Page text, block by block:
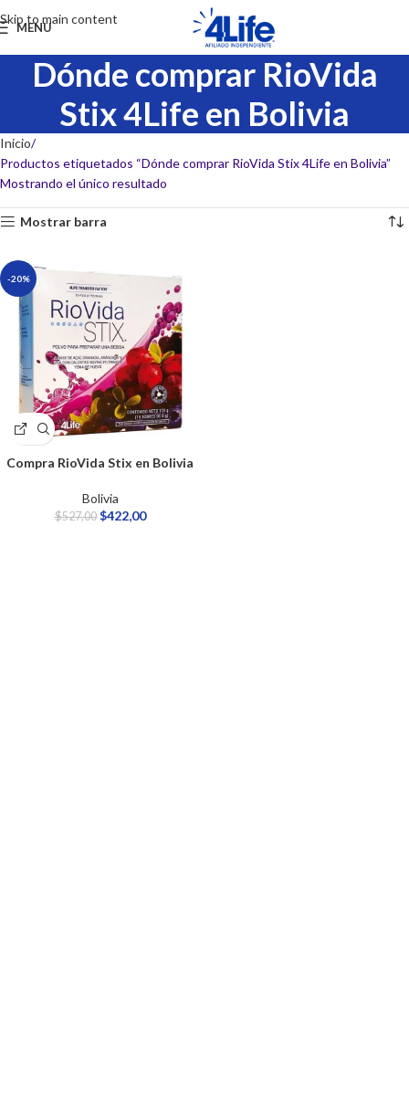
Skip to main content
MENU
Dónde comprar RioVida
Stix 4Life en Bolivia
Inicio
Productos etiquetados “Dónde comprar RioVida Stix 4Life en Bolivia”
Mostrando el único resultado
Mostrar barra
-20%
Compra RioVida Stix en Bolivia
Bolivia
$527,00 $422,00